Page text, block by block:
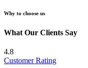
Why to choose us
What Our Clients Say
4.8
Customer Rating